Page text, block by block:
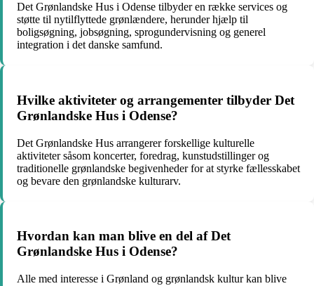
Det Grønlandske Hus i Odense tilbyder en række services og
støtte til nytilflyttede grønlændere, herunder hjælp til
boligsøgning, jobsøgning, sprogundervisning og generel
integration i det danske samfund.
Hvilke aktiviteter og arrangementer tilbyder Det
Grønlandske Hus i Odense?
Det Grønlandske Hus arrangerer forskellige kulturelle
aktiviteter såsom koncerter, foredrag, kunstudstillinger og
traditionelle grønlandske begivenheder for at styrke fællesskabet
og bevare den grønlandske kulturarv.
Hvordan kan man blive en del af Det
Grønlandske Hus i Odense?
Alle med interesse i Grønland og grønlandsk kultur kan blive